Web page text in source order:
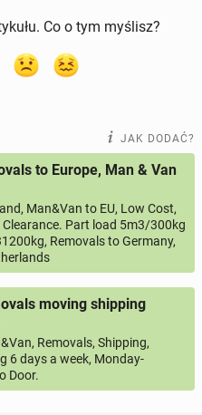
Co o tym myślisz?
JAK DODAĆ?
to Europe, Man & Van
Man&Van to EU, Low Cost,
Part load 5m3/300kg
Removals to Germany,
moving shipping
Removals, Shipping,
6 days a week, Monday-
Door.